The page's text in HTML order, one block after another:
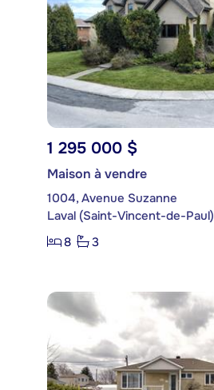
1 295 000 $
Maison à vendre
1004, Avenue Suzanne
Laval (Saint-Vincent-de-Paul)
8
3